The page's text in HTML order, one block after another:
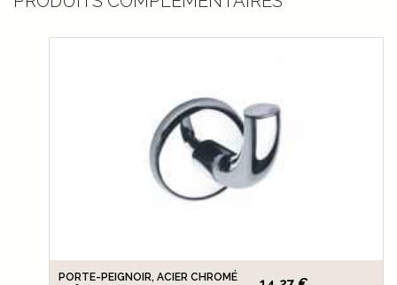
PORTE-PEIGNOIR, ACIER CHROMÉ